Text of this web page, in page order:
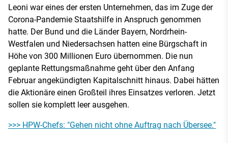
Leoni war eines der ersten Unternehmen, das im Zuge der
Corona-Pandemie Staatshilfe in Anspruch genommen
hatte. Der Bund und die Länder Bayern, Nordrhein-
Westfalen und Niedersachsen hatten eine Bürgschaft in
Höhe von 300 Millionen Euro übernommen. Die nun
geplante Rettungsmaßnahme geht über den Anfang
Februar angekündigten Kapitalschnitt hinaus. Dabei hätten
die Aktionäre einen Großteil ihres Einsatzes verloren. Jetzt
sollen sie komplett leer ausgehen.
>>> HPW-Chefs: "Gehen nicht ohne Auftrag nach Übersee."